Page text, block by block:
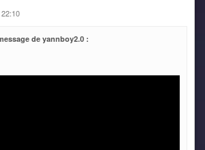
de yannboy2.0 :